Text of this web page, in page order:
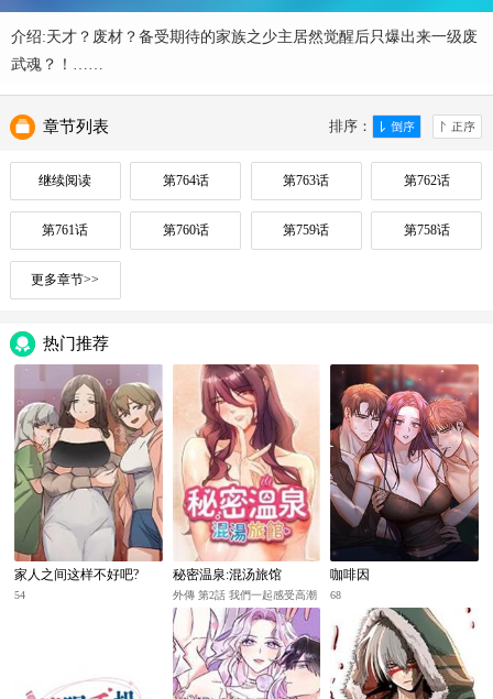
介绍:天才？废材？备受期待的家族之少主居然觉醒后只爆出来一级废
武魂？！……
排序：
章节列表
继续阅读 第764话 第763话 第762话
第761话 第760话 第759话 第758话
更多章节>>
热门推荐
家人之间这样不好吧?
54
秘密温泉:混汤旅馆
外傳 第2話 我們一起感受高潮
♡
咖啡因
68